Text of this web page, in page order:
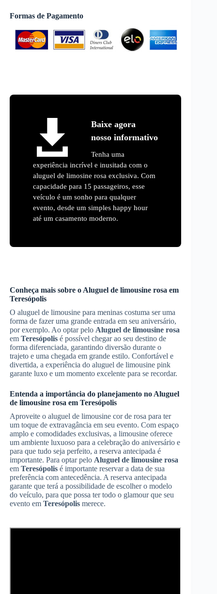
Formas de Pagamento
Baixe agora
nosso informativo
Tenha uma
experiência incrível e inusitada com o
aluguel de limosine rosa exclusiva. Com
capacidade para 15 passageiros, esse
veículo é um sonho para qualquer
evento, desde um simples happy hour
até um casamento moderno.
Conheça mais sobre o Aluguel de limousine rosa em
Teresópolis
O aluguel de limousine para meninas costuma ser uma
forma de fazer uma grande entrada em seu aniversário,
por exemplo. Ao optar pelo Aluguel de limousine rosa
em Teresópolis é possível chegar ao seu destino de
forma diferenciada, garantindo diversão durante o
trajeto e uma chegada em grande estilo. Confortável e
divertida, a experiência do aluguel de limousine pink
garante luxo e um momento excelente para se recordar.
Entenda a importância do planejamento no Aluguel
de limousine rosa em Teresópolis
Aproveite o aluguel de limousine cor de rosa para ter
um toque de extravagância em seu evento. Com espaço
amplo e comodidades exclusivas, a limousine oferece
um ambiente luxuoso para a celebração do aniversário e
para que tudo seja perfeito, a reserva antecipada é
importante. Para optar pelo Aluguel de limousine rosa
em Teresópolis é importante reservar a data de sua
preferência com antecedência. A reserva antecipada
garante que terá a possibilidade de escolher o modelo
do veículo, para que possa ter todo o glamour que seu
evento em Teresópolis merece.